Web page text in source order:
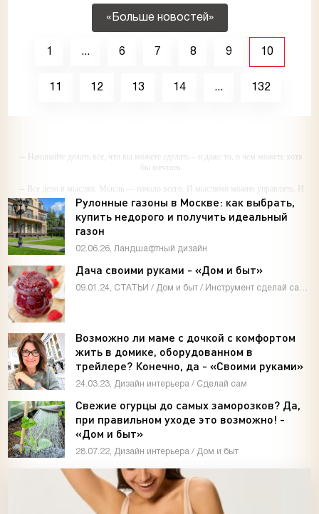
«Больше новостей»
1 ... 6 7 8 9 10
11 12 13 14 ... 132
-- Начинайте делать все, что вы можете сделать – и даже то, о чем можете хотя
бы мечтать.
-- Все дело в мыслях. Мысль — начало всего. И мыслями можно управлять. И
поэтому главное дело совершенствования: работать над мыслями.
-- Идите уверенно по направлению к мечте. Живите той жизнью, которую вы
-- Самое большое богатство — это ум. Самая большая нищета — глупость. Из
-- Лучшее, что можно сделать с хорошим советом, это пропустить его мимо
ушей. Он никогда не бывает полезен никому, кроме того, кто его дал.
-- Люблю давать советы и очень не люблю, когда их дают мне.
Рулонные газоны в Москве: как выбрать,
купить недорого и получить идеальный
газон
02.06.26, Ландшафтный дизайн
Дача своими руками - «Дом и быт»
Возможно ли маме с дочкой с комфортом
жить в домике, оборудованном в
трейлере? Конечно, да - «Своими руками»
24.03.23, Дизайн интерьера / Сделай сам
Свежие огурцы до самых заморозков? Да,
при правильном уходе это возможно! -
«Дом и быт»
28.07.22, Дизайн интерьера / Дом и быт